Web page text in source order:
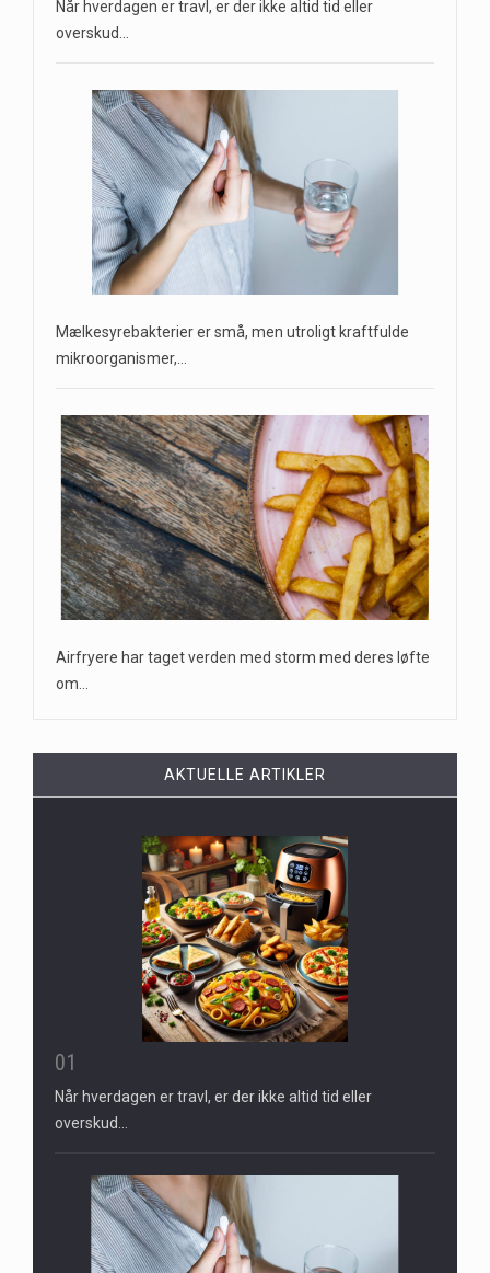
Når hverdagen er travl, er der ikke altid tid eller
overskud…
Mælkesyrebakterier er små, men utroligt kraftfulde
mikroorganismer,…
Airfryere har taget verden med storm med deres løfte
om…
AKTUELLE ARTIKLER
01
Når hverdagen er travl, er der ikke altid tid eller
overskud…